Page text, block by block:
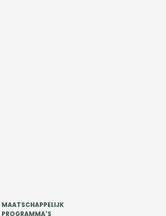
MAATSCHAPPELIJK
PROGRAMMA'S